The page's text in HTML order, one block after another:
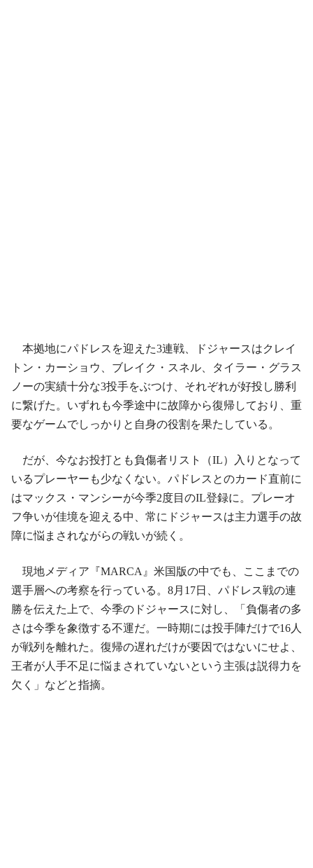
本拠地にパドレスを迎えた3連戦、ドジャースはクレイ
トン・カーショウ、ブレイク・スネル、タイラー・グラス
ノーの実績十分な3投手をぶつけ、それぞれが好投し勝利
に繋げた。いずれも今季途中に故障から復帰しており、重
要なゲームでしっかりと自身の役割を果たしている。
だが、今なお投打とも負傷者リスト（IL）入りとなって
いるプレーヤーも少なくない。パドレスとのカード直前に
はマックス・マンシーが今季2度目のIL登録に。プレーオ
フ争いが佳境を迎える中、常にドジャースは主力選手の故
障に悩まされながらの戦いが続く。
現地メディア『MARCA』米国版の中でも、ここまでの
選手層への考察を行っている。8月17日、パドレス戦の連
勝を伝えた上で、今季のドジャースに対し、「負傷者の多
さは今季を象徴する不運だ。一時期には投手陣だけで16人
が戦列を離れた。復帰の遅れだけが要因ではないにせよ、
王者が人手不足に悩まされていないという主張は説得力を
欠く」などと指摘。